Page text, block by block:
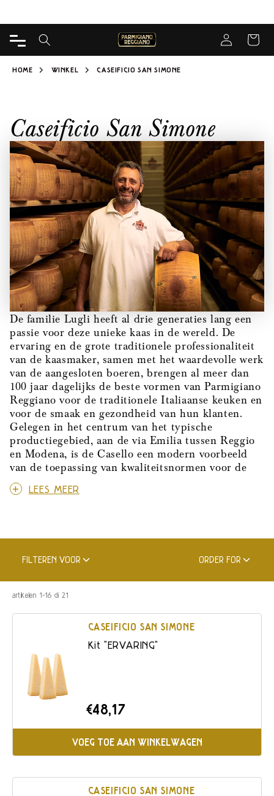
Inloggen
HOME WINKEL CASEIFICIO SAN SIMONE
Caseificio San Simone
De familie Lugli heeft al drie generaties lang een
passie voor deze unieke kaas in de wereld. De
ervaring en de grote traditionele professionaliteit
van de kaasmaker, samen met het waardevolle werk
van de aangesloten boeren, brengen al meer dan
100 jaar dagelijks de beste vormen van Parmigiano
Reggiano voor de traditionele Italiaanse keuken en
voor de smaak en gezondheid van hun klanten.
Gelegen in het centrum van het typische
productiegebied, aan de via Emilia tussen Reggio
en Modena, is de Casello een modern voorbeeld
van de toepassing van kwaliteitsnormen voor de
productie van Parmigiano zoals voorzien door het
D.O.P.-reglement. In de kaasmakerij wordt
kaasmaker samen met de waardevolle
LEES MEER
FILTEREN VOOR ORDER FOR
artikelen 1-16 di 21
CASEIFICIO SAN SIMONE
Kit "ERVARING"
€48,17
VOEG TOE AAN WINKELWAGEN
CASEIFICIO SAN SIMONE